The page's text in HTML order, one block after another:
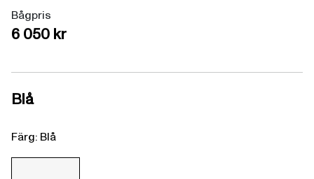
Bågpris
6 050 kr
Blå
Färg: Blå